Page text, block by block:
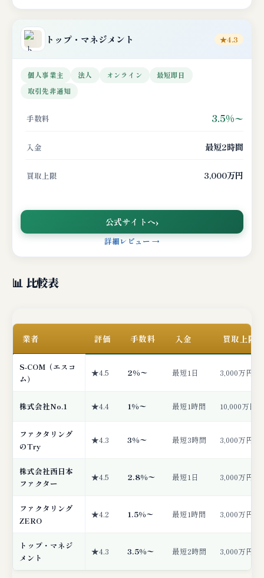
トップ・マネジメント ★4.3
個人事業主 法人 オンライン
最短即日
取引先非通知
手数料 3.5%〜
入金 最短2時間
買取上限 3,000万円
公式サイトへ
詳細レビュー →
📊 比較表
業者 評価 手数料 入金 買取上限
S-COM（エスコ
ム）
★4.5 2%〜 最短1日 3,000万円
株式会社No.1 ★4.4 1%〜 最短1時間 10,000万円
ファクタリング
のTry
★4.3 3%〜 最短3時間 3,000万円
株式会社西日本
ファクター
★4.5 2.8%〜 最短1日 3,000万円
ファクタリング
ZERO
★4.2 1.5%〜 最短1時間 3,000万円
トップ・マネジ
メント
★4.3 3.5%〜 最短2時間 3,000万円